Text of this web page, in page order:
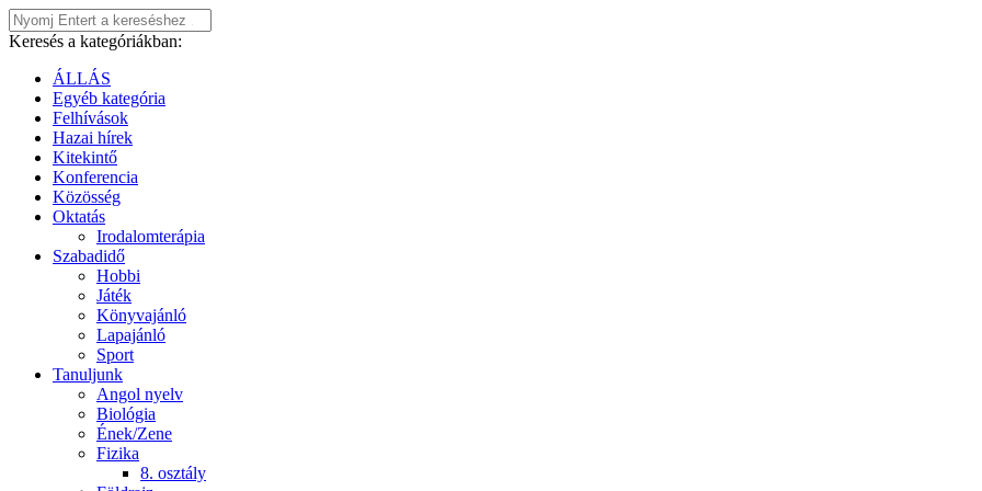
Keresés a kategóriákban:
ÁLLÁS
Egyéb kategória
Felhívások
Hazai hírek
Kitekintő
Konferencia
Közösség
Oktatás
Irodalomterápia
Szabadidő
Hobbi
Játék
Könyvajánló
Lapajánló
Sport
Tanuljunk
Angol nyelv
Biológia
Ének/Zene
Fizika
8. osztály